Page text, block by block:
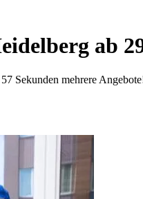
ab
Sekunden mehrere